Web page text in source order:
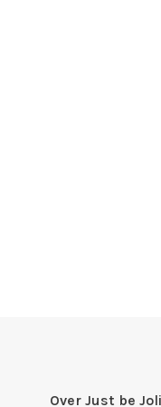
Over Just be